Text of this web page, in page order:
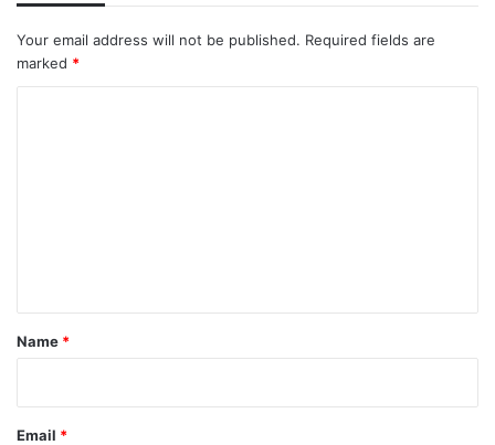
Your email address will not be published. Required fields are
marked *
*
Name *
Email *